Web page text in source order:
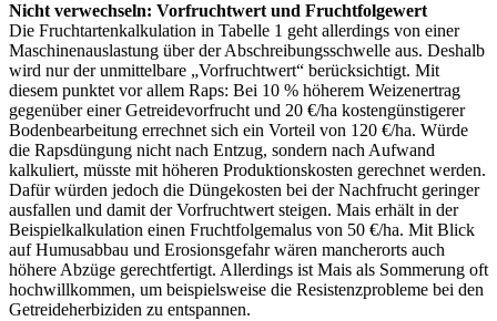
Nicht verwechseln: Vorfruchtwert und Fruchtfolgewert
Die Fruchtartenkalkulation in Tabelle 1 geht allerdings von einer
Maschinenauslastung über der Abschreibungsschwelle aus. Deshalb
wird nur der unmittelbare „Vorfruchtwert“ berücksichtigt. Mit
diesem punktet vor allem Raps: Bei 10 % höherem Weizenertrag
gegenüber einer Getreidevorfrucht und 20 €/ha kostengünstigerer
Bodenbearbeitung errechnet sich ein Vorteil von 120 €/ha. Würde
die Rapsdüngung nicht nach Entzug, sondern nach Aufwand
kalkuliert, müsste mit höheren Produktionskosten gerechnet werden.
Dafür würden jedoch die Düngekosten bei der Nachfrucht geringer
ausfallen und damit der Vorfruchtwert steigen. Mais erhält in der
Beispielkalkulation einen Fruchtfolgemalus von 50 €/ha. Mit Blick
auf Humusabbau und Erosionsgefahr wären mancherorts auch
höhere Abzüge gerechtfertigt. Allerdings ist Mais als Sommerung oft
hochwillkommen, um beispielsweise die Resistenzprobleme bei den
Getreideherbiziden zu entspannen.